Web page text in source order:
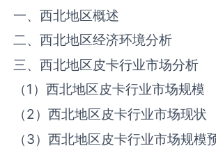
一、西北地区概述
二、西北地区经济环境分析
三、西北地区‌‌皮卡‌‌‌行业市场分析
（1）西北地区‌‌皮卡‌‌‌行业市场规模
（2）西北地区‌‌皮卡‌‌‌行业市场现状
（3）西北地区‌‌皮卡‌‌‌行业市场规模